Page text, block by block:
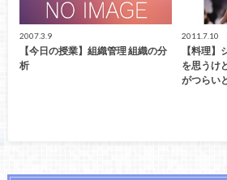
2007.3.9
【今日の授業】組織管理 組織の分
析
2011.7.10
【料理
を思うけ
がつらい